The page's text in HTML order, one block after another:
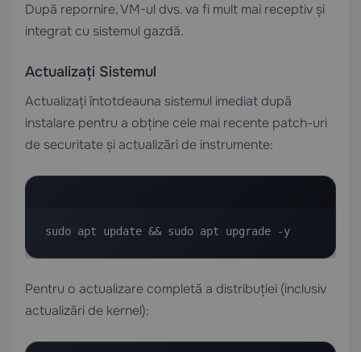
După repornire, VM-ul dvs. va fi mult mai receptiv și
integrat cu sistemul gazdă.
Actualizați Sistemul
Actualizați întotdeauna sistemul imediat după
instalare pentru a obține cele mai recente patch-uri
de securitate și actualizări de instrumente:
sudo apt update && sudo apt upgrade -y
Pentru o actualizare completă a distribuției (inclusiv
actualizări de kernel):